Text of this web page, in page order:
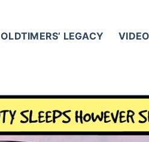
OLDTIMERS’ LEGACY